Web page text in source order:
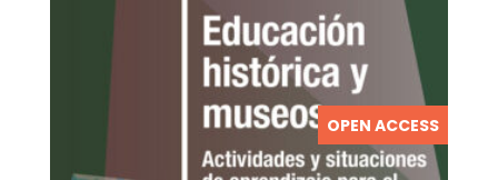
OPEN ACCESS